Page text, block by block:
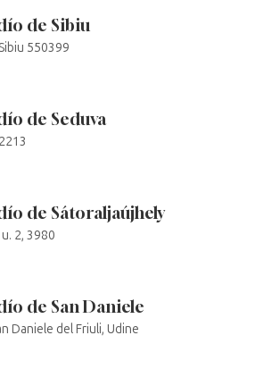
de Sibiu
550399
de Seduva
de Sátoraljaújhely
2, 3980
de San Daniele
Daniele del Friuli, Udine